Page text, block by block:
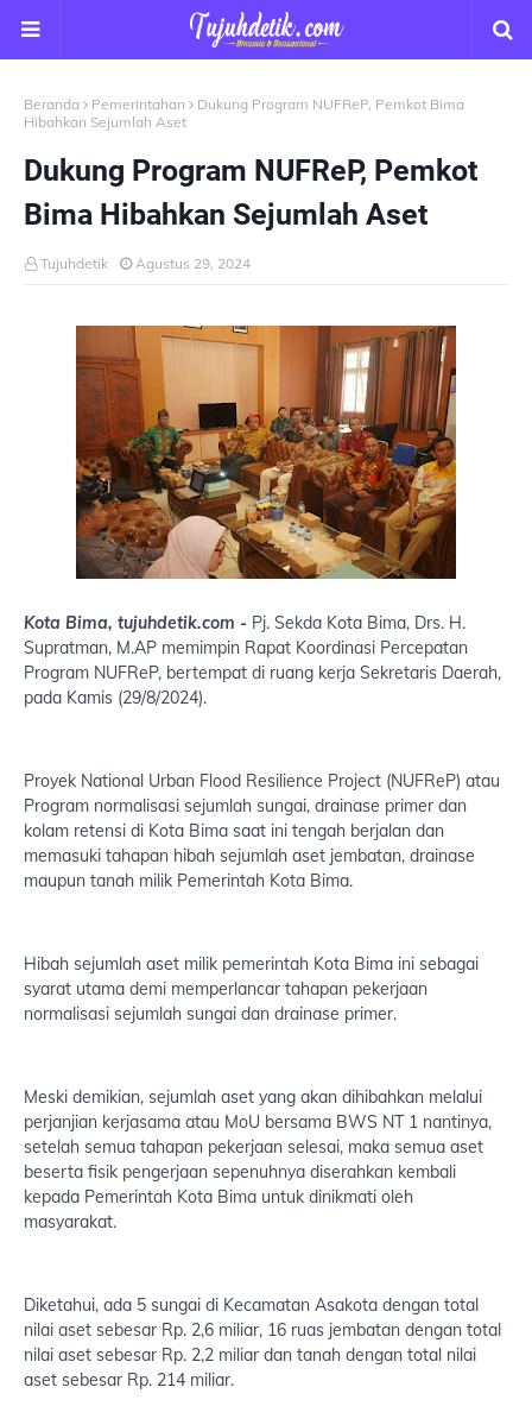
Beranda Pemerintahan
Dukung Program NUFReP, Pemkot Bima
Hibahkan Sejumlah Aset
Dukung Program NUFReP, Pemkot
Bima Hibahkan Sejumlah Aset
Tujuhdetik Agustus 29, 2024
Kota Bima, tujuhdetik.com - Pj. Sekda Kota Bima, Drs. H.
Supratman, M.AP memimpin Rapat Koordinasi Percepatan
Program NUFReP, bertempat di ruang kerja Sekretaris Daerah,
pada Kamis (29/8/2024).
Proyek National Urban Flood Resilience Project (NUFReP) atau
Program normalisasi sejumlah sungai, drainase primer dan
kolam retensi di Kota Bima saat ini tengah berjalan dan
memasuki tahapan hibah sejumlah aset jembatan, drainase
maupun tanah milik Pemerintah Kota Bima.
Hibah sejumlah aset milik pemerintah Kota Bima ini sebagai
syarat utama demi memperlancar tahapan pekerjaan
normalisasi sejumlah sungai dan drainase primer.
Meski demikian, sejumlah aset yang akan dihibahkan melalui
perjanjian kerjasama atau MoU bersama BWS NT 1 nantinya,
setelah semua tahapan pekerjaan selesai, maka semua aset
beserta fisik pengerjaan sepenuhnya diserahkan kembali
kepada Pemerintah Kota Bima untuk dinikmati oleh
masyarakat.
Diketahui, ada 5 sungai di Kecamatan Asakota dengan total
nilai aset sebesar Rp. 2,6 miliar, 16 ruas jembatan dengan total
nilai aset sebesar Rp. 2,2 miliar dan tanah dengan total nilai
aset sebesar Rp. 214 miliar.